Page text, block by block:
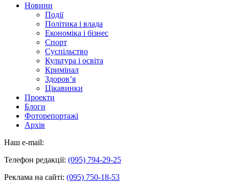
Новини
Події
Політика і влада
Економіка і бізнес
Спорт
Суспільство
Культура і освіта
Кримінал
Здоров’я
Цікавинки
Проекти
Блоги
Фоторепортажі
Архів
Наш e-mail:
Телефон редакції: (095) 794-29-25
Реклама на сайті: (095) 750-18-53